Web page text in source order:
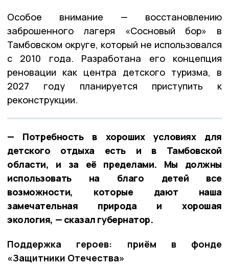
Особое внимание — восстановлению
заброшенного лагеря «Сосновый бор» в
Тамбовском округе, который не использовался
с 2010 года. Разработана его концепция
реновации как центра детского туризма, в
2027 году планируется приступить к
реконструкции.
— Потребность в хороших условиях для
детского отдыха есть и в Тамбовской
области, и за её пределами. Мы должны
использовать на благо детей все
возможности, которые дают наша
замечательная природа и хорошая
экология, — сказал губернатор.
Поддержка героев: приём в фонде
«Защитники Отечества»